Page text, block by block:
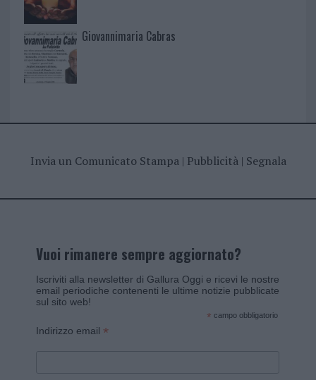
Giovannimaria Cabras
Invia un Comunicato Stampa| Pubblicità| Segnala
Vuoi rimanere sempre aggiornato?
Iscriviti alla newsletter di Gallura Oggi e ricevi le nostre
email periodiche contenenti le ultime notizie pubblicate
sul sito web!
* campo obbligatorio
Indirizzo email *